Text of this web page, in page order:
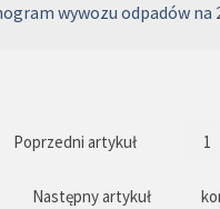
wywozu odpadów na
Poprzedni artykuł 1
Następny artykuł